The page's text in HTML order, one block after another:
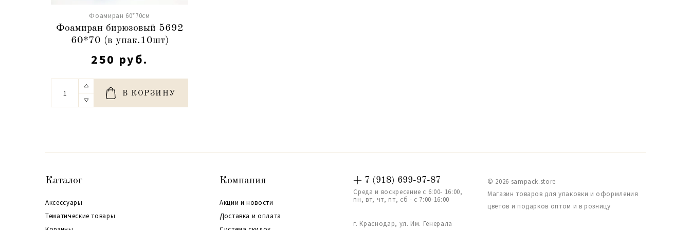
Фоамиран 60*70см
Фоамиран бирюзовый 5692
60*70 (в упак.10шт)
250 руб.
В КОРЗИНУ
Каталог
Аксессуары
Тематические товары
Компания
Акции и новости
Доставка и оплата
+ 7 (918) 699-97-87
Среда и воскресение с 6:00- 16:00,
пн, вт, чт, пт, сб - с 7:00-16:00
г. Краснодар, ул. Им. Генерала
© 2026 sampack.store
Магазин товаров для упаковки и оформления
цветов и подарков оптом и в розницу